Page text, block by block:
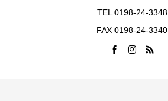
TEL 0198-24-3348
FAX 0198-24-3340